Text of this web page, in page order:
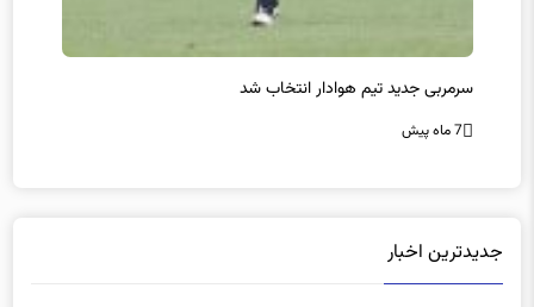
سرمربی جدید تیم هوادار انتخاب شد
7 ماه پیش
Home
»کرونا فرهاد ابول نژادیان رئیس دانشگاه علوم پزشکی جندی شاپور اهواز